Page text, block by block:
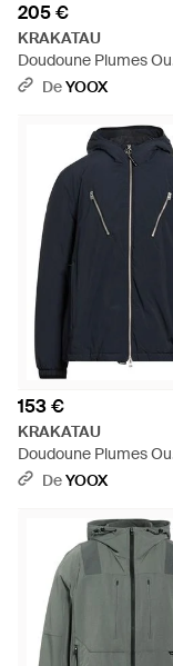
205 €
KRAKATAU
Doudoune Plumes Ou
Synthétique - Noir
DeYOOX
153 €
KRAKATAU
Doudoune Plumes Ou
Synthétique - Bleu
DeYOOX